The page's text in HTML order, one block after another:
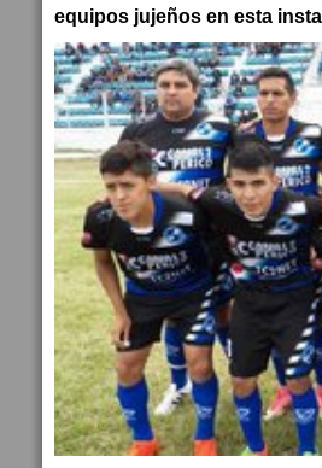
equipos jujeños en esta